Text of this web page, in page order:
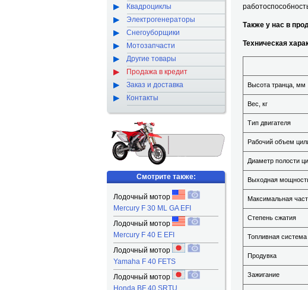
Также у нас в
Техническая
Высота транца, мм
Вес, кг
Тип двигателя
Рабочий объем
Диаметр полости
Выходная
Максимальная
Степень сжатия
Топливная система
Продувка
Зажигание
Квадроциклы
Электрогенераторы
Снегоуборщики
Мотозапчасти
Другие товары
Продажа в кредит
Заказ и доставка
Контакты
Смотрите также:
Лодочный мотор
Mercury F 30 ML GA EFI
Лодочный мотор
Mercury F 40 E EFI
Лодочный мотор
Yamaha F 40 FETS
Лодочный мотор
Honda BF 40 SRTU